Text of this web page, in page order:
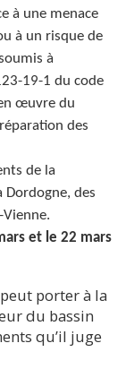
à une menace
à un risque de
à
19-1 du code
œuvre du
des
de la
Dordogne, des
Vienne.
et le 22 mars
porter à la
du bassin
qu’il juge